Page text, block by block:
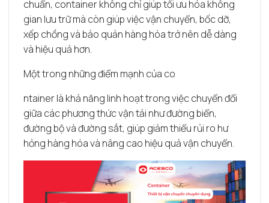
chuẩn, container không chỉ giúp tối ưu hóa không
gian lưu trữ mà còn giúp việc vận chuyển, bốc dỡ,
xếp chồng và bảo quản hàng hóa trở nên dễ dàng
và hiệu quả hơn.
Một trong những điểm mạnh của co
ntainer là khả năng linh hoạt trong việc chuyển đổi
giữa các phương thức vận tải như đường biển,
đường bộ và đường sắt, giúp giảm thiểu rủi ro hư
hỏng hàng hóa và nâng cao hiệu quả vận chuyển.